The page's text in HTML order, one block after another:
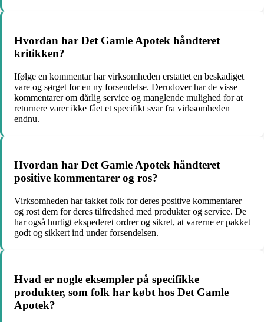
Hvordan har Det Gamle Apotek håndteret
kritikken?
Ifølge en kommentar har virksomheden erstattet en beskadiget
vare og sørget for en ny forsendelse. Derudover har de visse
kommentarer om dårlig service og manglende mulighed for at
returnere varer ikke fået et specifikt svar fra virksomheden
endnu.
Hvordan har Det Gamle Apotek håndteret
positive kommentarer og ros?
Virksomheden har takket folk for deres positive kommentarer
og rost dem for deres tilfredshed med produkter og service. De
har også hurtigt ekspederet ordrer og sikret, at varerne er pakket
godt og sikkert ind under forsendelsen.
Hvad er nogle eksempler på specifikke
produkter, som folk har købt hos Det Gamle
Apotek?